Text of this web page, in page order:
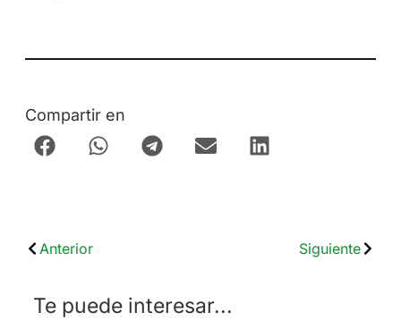
Compartir en
Anterior Siguiente
Te puede interesar...